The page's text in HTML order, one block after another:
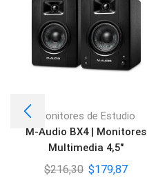
Monitores de Estudio
M-Audio BX4 | Monitores
Multimedia 4,5″
$216,30 $179,87